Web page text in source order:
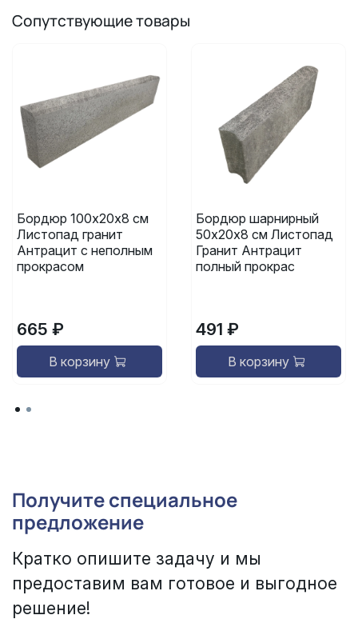
Сопутствующие товары
Бордюр 100х20х8 см
Листопад гранит
Антрацит с неполным
прокрасом
665 ₽
В корзину
Бордюр шарнирный
50х20х8 см Листопад
Гранит Антрацит
полный прокрас
491 ₽
В корзину
Получите специальное
предложение
Кратко опишите задачу и мы
предоставим вам готовое и выгодное
решение!